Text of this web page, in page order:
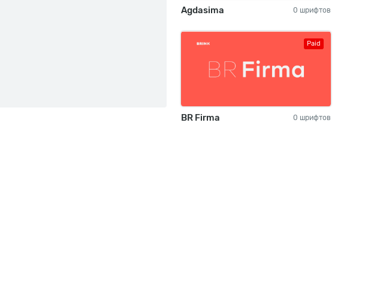
Agdasima 0 шрифтов
Paid
BR Firma 0 шрифтов